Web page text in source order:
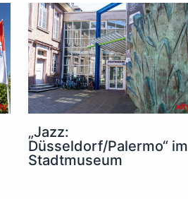
„Jazz:
Düsseldorf/Palermo“ im
Stadtmuseum